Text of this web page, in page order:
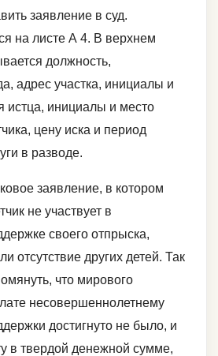
заявление в суд.
на листе А 4. В верхнем
должность,
адрес участка, инициалы и
истца, инициалы и место
цену иска и период
в разводе.
заявление, в котором
не участвует в
своего отпрыска,
отсутствие других детей. Так
что мирового
несовершеннолетнему
достигнуто не было, и
в твердой денежной сумме,